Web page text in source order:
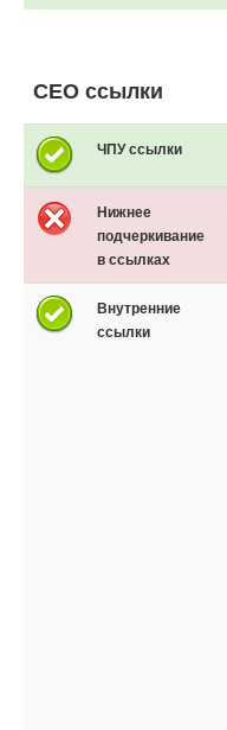
СЕО ссылки
ЧПУ ссылки
Нижнее
подчеркивание
в ссылках
Внутренние
ссылки